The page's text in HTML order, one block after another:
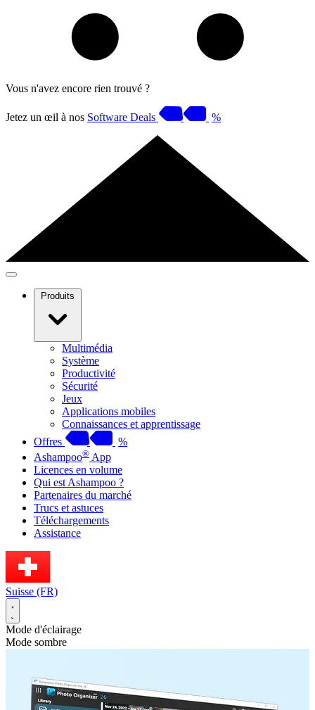
Vous n'avez encore rien trouvé ?
Jetez un œil à nos Software Deals %
Produits
Multimédia
Système
Productivité
Sécurité
Jeux
Applications mobiles
Connaissances et apprentissage
Offres
%
Ashampoo® App
Licences en volume
Qui est Ashampoo ?
Partenaires du marché
Trucs et astuces
Téléchargements
Assistance
Suisse (FR)
Mode d'éclairage
Mode sombre